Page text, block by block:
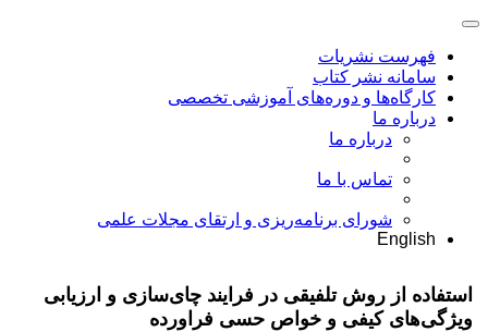
فهرست نشریات
سامانه نشر کتاب
کارگاه‌ها و دوره‌های آموزشی تخصصی
درباره ما
درباره ما
تماس با ما
شورای برنامه‌ریزی و ارتقای مجلات علمی
English
استفاده از روش تلفیقی در فرایند چای‌سازی و ارزیابی
ویژگی‌های کیفی و خواص حسی فراورده